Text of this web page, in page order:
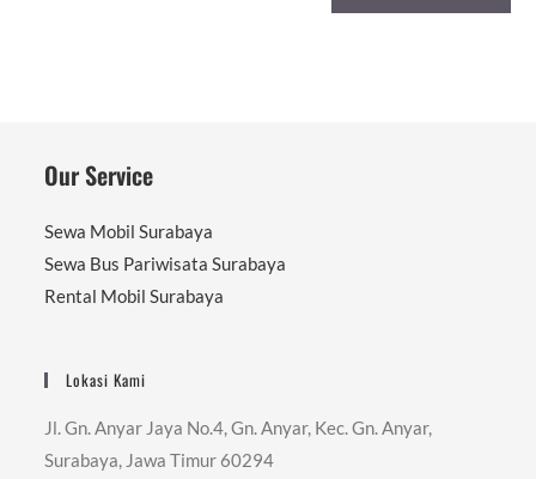
Our Service
Sewa Mobil Surabaya
Sewa Bus Pariwisata Surabaya
Rental Mobil Surabaya
Lokasi Kami
Jl. Gn. Anyar Jaya No.4, Gn. Anyar, Kec. Gn. Anyar,
Surabaya, Jawa Timur 60294